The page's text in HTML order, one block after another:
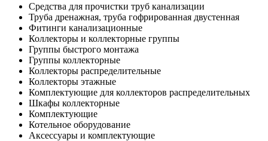
Средства для прочистки труб канализации
Труба дренажная, труба гофрированная двустенная
Фитинги канализационные
Коллекторы и коллекторные группы
Группы быстрого монтажа
Группы коллекторные
Коллекторы распределительные
Коллекторы этажные
Комплектующие для коллекторов распределительных
Шкафы коллекторные
Комплектующие
Котельное оборудование
Аксессуары и комплектующие